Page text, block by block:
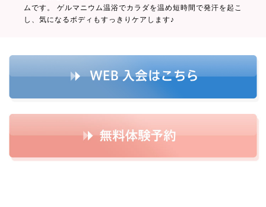
ムです。 ゲルマニウム温浴でカラダを温め短時間で発汗を起こ
し、気になるボディもすっきりケアします♪